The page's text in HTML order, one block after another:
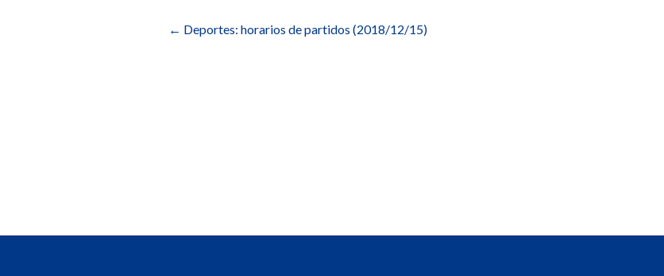
de
← Deportes: horarios de partidos (2018/12/15)